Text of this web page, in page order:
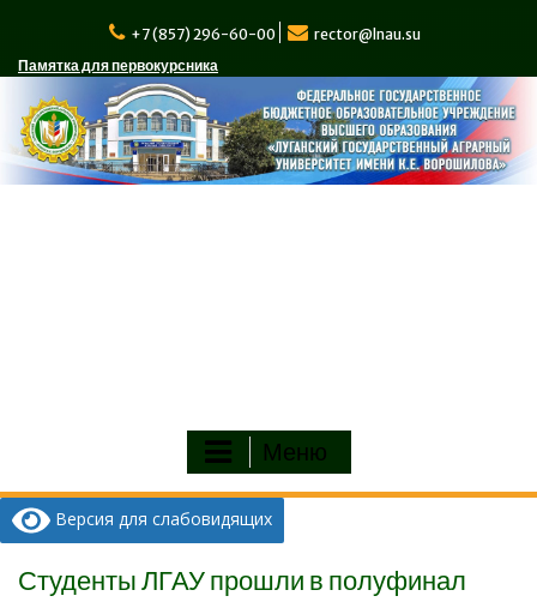
содержимому
+7 (857) 296-60-00
rector@lnau.su
Памятка для первокурсника
Меню
Версия для слабовидящих
Студенты ЛГАУ прошли в полуфинал